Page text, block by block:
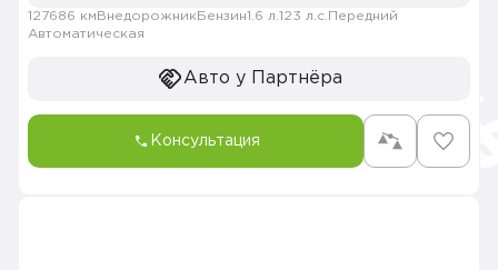
127686 км Внедорожник Бензин1.6 л. 123 л.с. Передний
Автоматическая
Авто у Партнёра
Консультация